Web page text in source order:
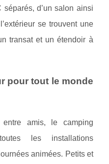
d’un salon ainsi
se trouvent une
transat et un étendoir à
pour tout le monde
amis, le camping
les installations
animées. Petits et